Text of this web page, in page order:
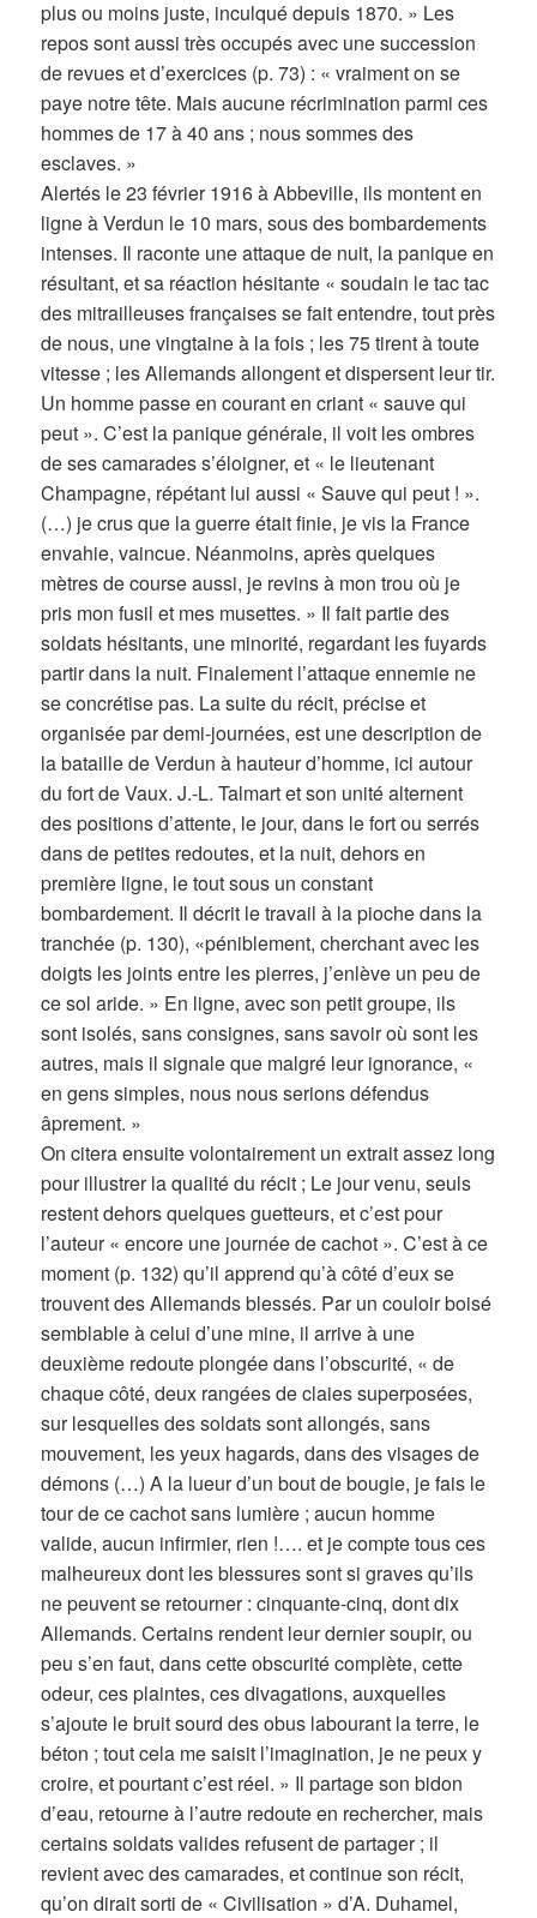
plus ou moins juste, inculqué depuis 1870. » Les
repos sont aussi très occupés avec une succession
de revues et d’exercices (p. 73) : « vraiment on se
paye notre tête. Mais aucune récrimination parmi ces
hommes de 17 à 40 ans ; nous sommes des
esclaves. »
Alertés le 23 février 1916 à Abbeville, ils montent en
ligne à Verdun le 10 mars, sous des bombardements
intenses. Il raconte une attaque de nuit, la panique en
résultant, et sa réaction hésitante « soudain le tac tac
des mitrailleuses françaises se fait entendre, tout près
de nous, une vingtaine à la fois ; les 75 tirent à toute
vitesse ; les Allemands allongent et dispersent leur tir.
Un homme passe en courant en criant « sauve qui
peut ». C’est la panique générale, il voit les ombres
de ses camarades s’éloigner, et « le lieutenant
Champagne, répétant lui aussi « Sauve qui peut ! ».
(…) je crus que la guerre était finie, je vis la France
envahie, vaincue. Néanmoins, après quelques
mètres de course aussi, je revins à mon trou où je
pris mon fusil et mes musettes. » Il fait partie des
soldats hésitants, une minorité, regardant les fuyards
partir dans la nuit. Finalement l’attaque ennemie ne
se concrétise pas. La suite du récit, précise et
organisée par demi-journées, est une description de
la bataille de Verdun à hauteur d’homme, ici autour
du fort de Vaux. J.-L. Talmart et son unité alternent
des positions d’attente, le jour, dans le fort ou serrés
dans de petites redoutes, et la nuit, dehors en
première ligne, le tout sous un constant
bombardement. Il décrit le travail à la pioche dans la
tranchée (p. 130), «péniblement, cherchant avec les
doigts les joints entre les pierres, j’enlève un peu de
ce sol aride. » En ligne, avec son petit groupe, ils
sont isolés, sans consignes, sans savoir où sont les
autres, mais il signale que malgré leur ignorance, «
en gens simples, nous nous serions défendus
âprement. »
On citera ensuite volontairement un extrait assez long
pour illustrer la qualité du récit ; Le jour venu, seuls
restent dehors quelques guetteurs, et c’est pour
l’auteur « encore une journée de cachot ». C’est à ce
moment (p. 132) qu’il apprend qu’à côté d’eux se
trouvent des Allemands blessés. Par un couloir boisé
semblable à celui d’une mine, il arrive à une
deuxième redoute plongée dans l’obscurité, « de
chaque côté, deux rangées de claies superposées,
sur lesquelles des soldats sont allongés, sans
mouvement, les yeux hagards, dans des visages de
démons (…) A la lueur d’un bout de bougie, je fais le
tour de ce cachot sans lumière ; aucun homme
valide, aucun infirmier, rien !…. et je compte tous ces
malheureux dont les blessures sont si graves qu’ils
ne peuvent se retourner : cinquante-cinq, dont dix
Allemands. Certains rendent leur dernier soupir, ou
peu s’en faut, dans cette obscurité complète, cette
odeur, ces plaintes, ces divagations, auxquelles
s’ajoute le bruit sourd des obus labourant la terre, le
béton ; tout cela me saisit l’imagination, je ne peux y
croire, et pourtant c’est réel. » Il partage son bidon
d’eau, retourne à l’autre redoute en rechercher, mais
certains soldats valides refusent de partager ; il
revient avec des camarades, et continue son récit,
qu’on dirait sorti de « Civilisation » d’A. Duhamel,